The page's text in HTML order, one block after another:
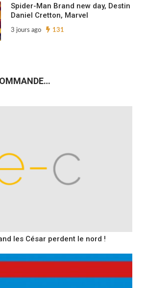
Spider-Man Brand new day, Destin
Daniel Cretton, Marvel
3 jours ago 131
les César perdent le nord !